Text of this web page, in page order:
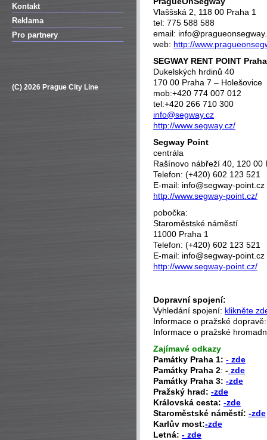
Kontakt
Reklama
Pro partnery
(C) 2026 Prague City Line
Vlaššská 2, 118 00 Praha 1
tel: 775 588 588
email:
web: http://
SEGWAY RENT POINT Praha
Dukelských hrdinů 40
170 00 Praha 7 – Holešovice
mob:+420 774 007 012
tel:+420 266 710 300
info@segway.cz
http://www.segway.cz/
Segway Point
centrála
Rašínovo nábřeží 40, 120 00
Telefon: (+420) 602 123 521
E-mail: info@segway-point.cz
http://www.segway-point.cz/
pobočka:
Staroměstské náměstí
11000 Praha 1
Telefon: (+420) 602 123 521
E-mail: info@segway-point.cz
http://www.segway-point.cz/
Dopravní spojení:
Vyhledání spojení: klikněte
Informace o pražské
Informace o pražské
Zajímavé odkazy
Památky Praha 1: - zde
Památky Praha 2: - zde
Památky Praha 3: -zde
Pražský hrad: -zde
Královská cesta: -zde
Staroměstské náměstí: -zde
Karlův most:-zde
Letná: - zde